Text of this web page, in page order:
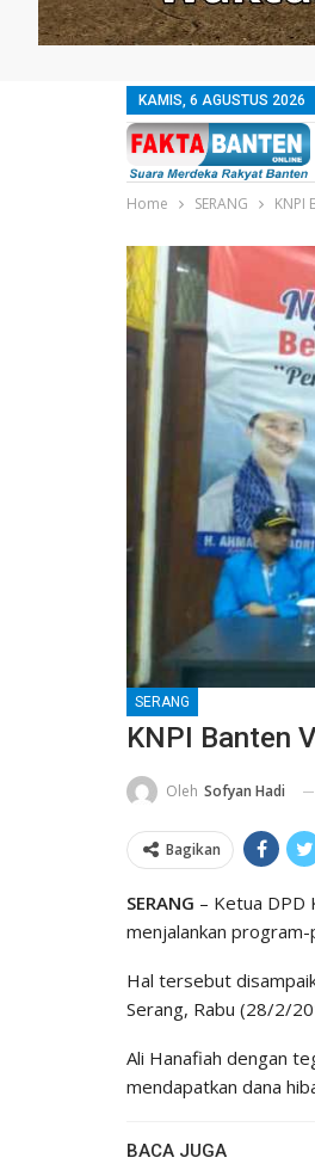
KAMIS, 6 AGUSTUS 2026
Home SERANG KNPI
SERANG
KNPI Banten
Oleh Sofyan Hadi
Bagikan
SERANG – Ketua DPD
menjalankan
Hal tersebut
Serang, Rabu (28/2/
Ali Hanafiah dengan
mendapatkan dana
BACA JUGA